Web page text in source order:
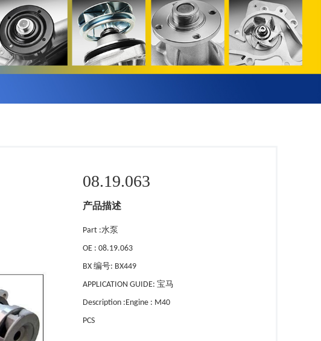
08.19.063
产品描述
Part :水泵
OE : 08.19.063
BX 编号: BX449
APPLICATION GUIDE: 宝马
Description :Engine : M40
PCS